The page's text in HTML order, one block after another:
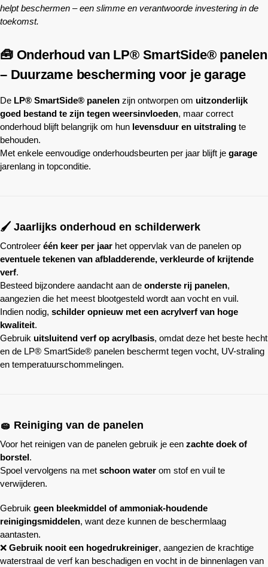
helpt beschermen – een slimme en verantwoorde investering in de
toekomst.
🧰 Onderhoud van LP® SmartSide® panelen
– Duurzame bescherming voor je garage
De LP® SmartSide® panelen zijn ontworpen om uitzonderlijk
goed bestand te zijn tegen weersinvloeden, maar correct
onderhoud blijft belangrijk om hun levensduur en uitstraling te
behouden.
Met enkele eenvoudige onderhoudsbeurten per jaar blijft je garage
jarenlang in topconditie.
🖌️ Jaarlijks onderhoud en schilderwerk
Controleer één keer per jaar het oppervlak van de panelen op
eventuele tekenen van afbladderende, verkleurde of krijtende
verf.
Besteed bijzondere aandacht aan de onderste rij panelen,
aangezien die het meest blootgesteld wordt aan vocht en vuil.
Indien nodig, schilder opnieuw met een acrylverf van hoge
kwaliteit.
Gebruik uitsluitend verf op acrylbasis, omdat deze het beste hecht
en de LP® SmartSide® panelen beschermt tegen vocht, UV-straling
en temperatuurschommelingen.
🧽 Reiniging van de panelen
Voor het reinigen van de panelen gebruik je een zachte doek of
borstel.
Spoel vervolgens na met schoon water om stof en vuil te
verwijderen.
Gebruik geen bleekmiddel of ammoniak-houdende
reinigingsmiddelen, want deze kunnen de beschermlaag
aantasten.
❌ Gebruik nooit een hogedrukreiniger, aangezien de krachtige
waterstraal de verf kan beschadigen en vocht in de binnenlagen van